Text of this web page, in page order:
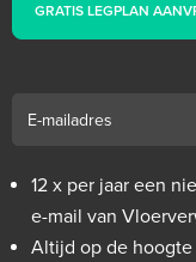
GRATIS LEGPLAN
12 x per jaar een
e-mail van
Altijd op de